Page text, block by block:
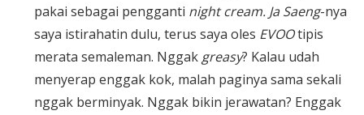
pakai sebagai pengganti night cream. Ja Saeng-nya
saya istirahatin dulu, terus saya oles EVOOtipis
merata semaleman. Nggak greasy? Kalau udah
menyerap enggak kok, malah paginya sama sekali
nggak berminyak. Nggak bikin jerawatan? Enggak